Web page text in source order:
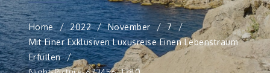
Home 2022 November
7
Mit Einer Exklusiven Luxusreise Einen Lebenstraum
Erfüllen